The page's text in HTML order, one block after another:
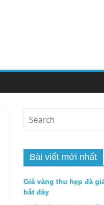
Bài viết mới nhất
Giá vàng thu hẹp đà
bắt đáy